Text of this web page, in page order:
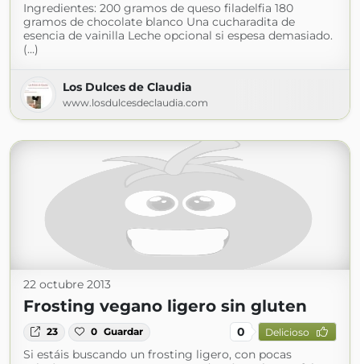
Ingredientes: 200 gramos de queso filadelfia 180
gramos de chocolate blanco Una cucharadita de
esencia de vainilla Leche opcional si espesa demasiado.
(...)
Los Dulces de Claudia
www.losdulcesdeclaudia.com
22 octubre 2013
Frosting vegano ligero sin gluten
23 0 Guardar 0 Delicioso
Si estáis buscando un frosting ligero, con pocas